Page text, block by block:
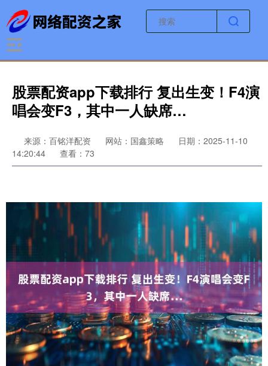
股票配资app下载排行 复出生变！F4演
唱会变F3，其中一人缺席…
来源：百铭洋配资 网站：国鑫策略
日期：2025-11-10
14:20:44
查看：73